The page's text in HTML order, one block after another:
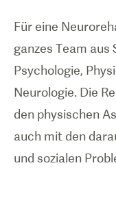
Für eine
ganzes Team aus
Psychologie,
Neurologie. Die
den physischen
auch mit den
und sozialen